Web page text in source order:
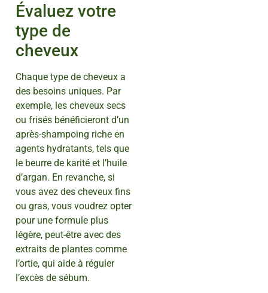
Évaluez votre
type de
cheveux
Chaque type de cheveux a
des besoins uniques. Par
exemple, les cheveux secs
ou frisés bénéficieront d’un
après-shampoing riche en
agents hydratants, tels que
le beurre de karité et l’huile
d’argan. En revanche, si
vous avez des cheveux fins
ou gras, vous voudrez opter
pour une formule plus
légère, peut-être avec des
extraits de plantes comme
l’ortie, qui aide à réguler
l’excès de sébum.